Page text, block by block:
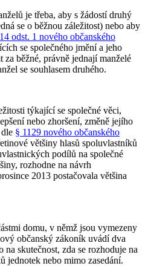
je třeba, aby s žádostí druhý
se o běžnou záležitost) nebo aby
odst. 1 nového občanského
se společného jmění a jeho
za běžné, právně jednají manželé
se souhlasem druhého.
týkající se společné věci,
nebo zhoršení, změně jejího
§ 1129 nového občanského
většiny hlasů spoluvlastníků
podílů na společné
rozhodne na návrh
2013 postačovala většina
domu, v němž jsou vymezeny
občanský zákoník uvádí dva
skutečnost, zda se rozhoduje na
jednotek nebo mimo zasedání.